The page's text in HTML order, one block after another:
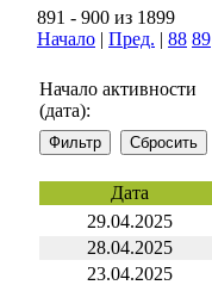
891 - 900 из 1899
Начало | Пред. | 88 89
Начало активности
(дата):
Дата
29.04.2025
28.04.2025
23.04.2025